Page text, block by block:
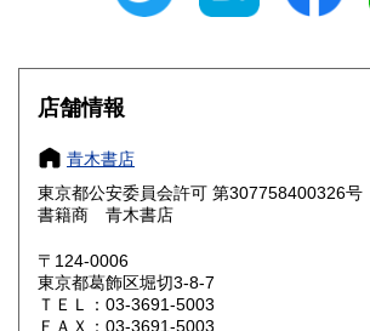
大阪府
奈良県
鳥取県 430円 島根県
岡山県
山口県 430円
店舗情報
青木書店
東京都公安委員会許可 第307758400326号
書籍商 青木書店
〒124-0006
東京都葛飾区堀切3-8-7
ＴＥＬ：03-3691-5003
ＦＡＸ：03-3691-5003